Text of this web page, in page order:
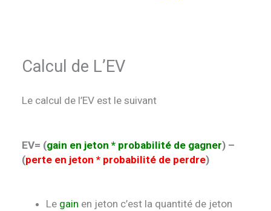
Calcul de L’EV
Le calcul de l’EV est le suivant
EV= (gain en jeton * probabilité de gagner) –
(perte en jeton * probabilité de perdre)
Legain en jeton c’est la quantité de jeton